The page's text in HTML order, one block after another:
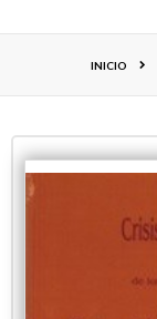
INICIO